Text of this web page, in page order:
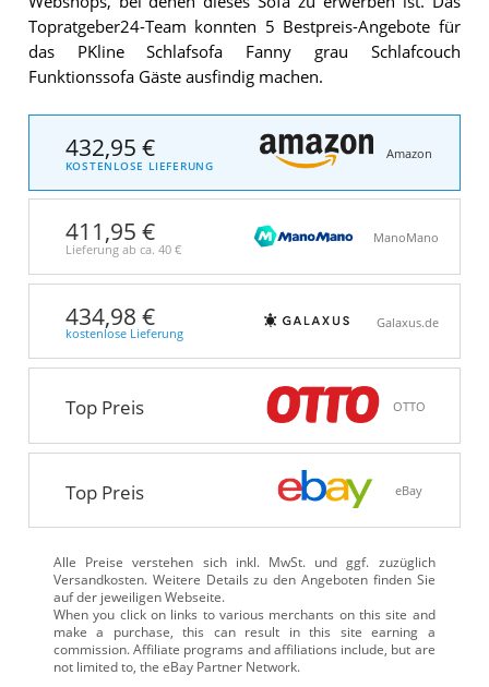
Topratgeber24-Team konnten 5 Bestpreis-Angebote für
das PKline Schlafsofa Fanny grau Schlafcouch
Funktionssofa Gäste ausfindig machen.
432,95 €
KOSTENLOSE LIEFERUNG
Amazon
411,95 €
Lieferung ab ca. 40 €
ManoMano
434,98 €
kostenlose Lieferung
Galaxus.de
Top Preis OTTO
Top Preis eBay
Alle Preise verstehen sich inkl. MwSt. und ggf. zuzüglich
Versandkosten. Weitere Details zu den Angeboten finden Sie
auf der jeweiligen Webseite.